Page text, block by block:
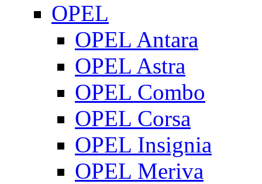
OPEL
OPEL Antara
OPEL Astra
OPEL Combo
OPEL Corsa
OPEL Insignia
OPEL Meriva